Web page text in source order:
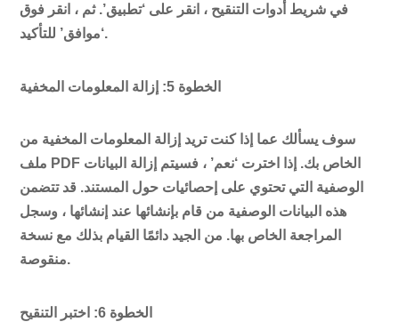
في شريط أدوات التنقيح ، انقر على ‘تطبيق’. ثم ، انقر فوق
‘موافق’ للتأكيد.
الخطوة 5: إزالة المعلومات المخفية
سوف يسألك عما إذا كنت تريد إزالة المعلومات المخفية من
ملف PDF الخاص بك. إذا اخترت ‘نعم’ ، فسيتم إزالة البيانات
الوصفية التي تحتوي على إحصائيات حول المستند. قد تتضمن
هذه البيانات الوصفية من قام بإنشائها عند إنشائها ، وسجل
المراجعة الخاص بها. من الجيد دائمًا القيام بذلك مع نسخة
منقوصة.
الخطوة 6: اختبر التنقيح